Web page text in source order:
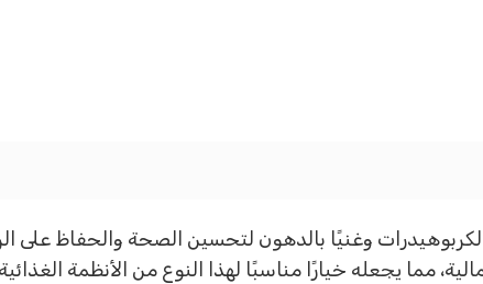
الكربوهيدرات وغنيًا بالدهون لتحسين الصحة والحفاظ على
السعرات الحرارية الإجمالية، مما يجعله خيارًا مناسبًا لهذا النوع من الأنظمة